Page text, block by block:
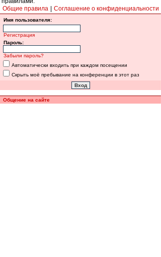
Общие правила
Соглашение о конфиденциальности
Имя пользователя:
Регистрация
Пароль:
Забыли пароль?
Автоматически входить при каждом посещении
Скрыть моё пребывание на конференции в этот раз
Общение на сайте